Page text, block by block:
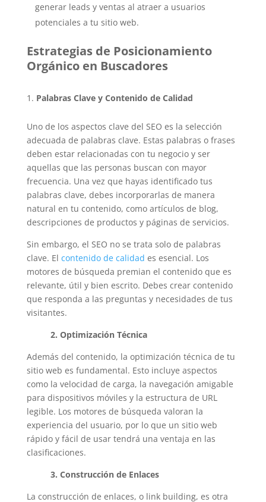
generar leads y ventas al atraer a usuarios
potenciales a tu sitio web.
Estrategias de Posicionamiento
Orgánico en Buscadores
Palabras Clave y Contenido de Calidad
Uno de los aspectos clave del SEO es la selección
adecuada de palabras clave. Estas palabras o frases
deben estar relacionadas con tu negocio y ser
aquellas que las personas buscan con mayor
frecuencia. Una vez que hayas identificado tus
palabras clave, debes incorporarlas de manera
natural en tu contenido, como artículos de blog,
descripciones de productos y páginas de servicios.
Sin embargo, el SEO no se trata solo de palabras
clave. El contenido de calidad es esencial. Los
motores de búsqueda premian el contenido que es
relevante, útil y bien escrito. Debes crear contenido
que responda a las preguntas y necesidades de tus
visitantes.
2. Optimización Técnica
Además del contenido, la optimización técnica de tu
sitio web es fundamental. Esto incluye aspectos
como la velocidad de carga, la navegación amigable
para dispositivos móviles y la estructura de URL
legible. Los motores de búsqueda valoran la
experiencia del usuario, por lo que un sitio web
rápido y fácil de usar tendrá una ventaja en las
clasificaciones.
3. Construcción de Enlaces
La construcción de enlaces, o link building, es otra